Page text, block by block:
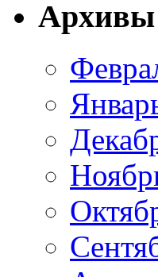
Архивы